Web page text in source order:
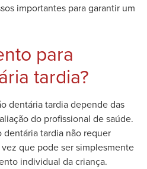
importantes para garantir um
para
tardia?
dentária tardia depende das
do profissional de saúde.
dentária tardia não requer
que pode ser simplesmente
individual da criança.